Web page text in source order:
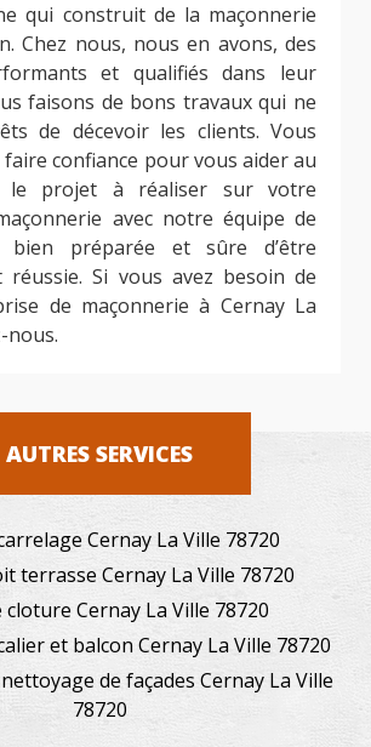
qui construit de la maçonnerie
Chez nous, nous en avons, des
et qualifiés dans leur
faisons de bons travaux qui ne
de décevoir les clients. Vous
confiance pour vous aider au
le projet à réaliser sur votre
avec notre équipe de
bien préparée et sûre d’être
réussie. Si vous avez besoin de
de maçonnerie à Cernay La
nous.
AUTRES SERVICES
Cernay La Ville 78720
terrasse Cernay La Ville 78720
cloture Cernay La Ville 78720
et balcon Cernay La Ville 78720
de façades Cernay La Ville
78720